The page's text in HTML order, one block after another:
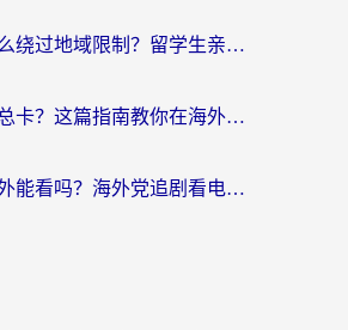
海外酷狗怎么绕过地域限制？留学生亲测有效的回国加速器选择指南
国外看中超总卡？这篇指南教你在海外流畅看体育赛事+中文解说（附避坑技巧）
优酷视频海外能看吗？海外党追剧看电影的终极解决方案来了